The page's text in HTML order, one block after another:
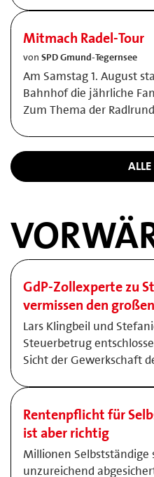
Mitmach Radel-Tour
von SPD Gmund-Tegernsee
Am Samstag 1. August
Bahnhof die jährliche
Zum Thema der
GdP-Zollexperte zu
vermissen den
Lars Klingbeil und
Steuerbetrug
Sicht der Gewerkschaft
Rentenpflicht für
ist aber richtig
Millionen
unzureichend